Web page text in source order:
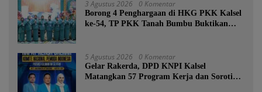
3 Agustus 2026 0 Komentar
Borong 4 Penghargaan di HKG PKK Kalsel
ke-54, TP PKK Tanah Bumbu Buktikan
5 Agustus 2026 0 Komentar
Gelar Rakerda, DPD KNPI Kalsel
Matangkan 57 Program Kerja dan Soroti